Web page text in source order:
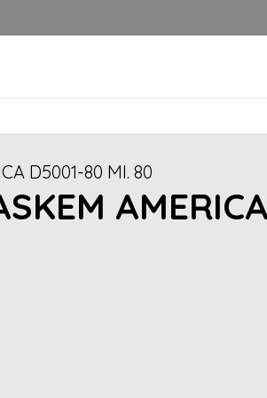
D5001-80 MI. 80